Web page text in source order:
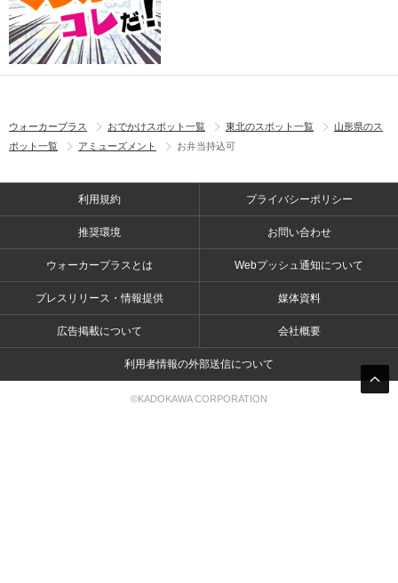
ウォーカープラス おでかけスポット一覧 東北のスポット一覧
山形県のス
ポット一覧
アミューズメント お弁当持込可
利用規約 プライバシーポリシー
推奨環境 お問い合わせ
ウォーカープラスとは Webプッシュ通知について
プレスリリース・情報提供 媒体資料
広告掲載について 会社概要
利用者情報の外部送信について
©KADOKAWA CORPORATION